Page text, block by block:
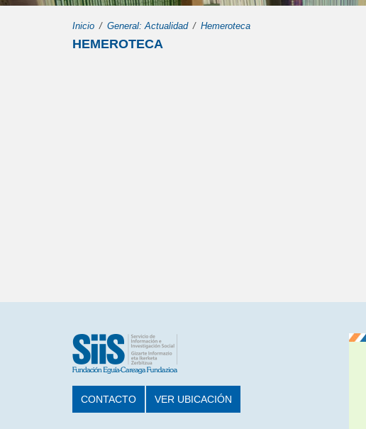
Inicio General: Actualidad Hemeroteca
HEMEROTECA
CONTACTO VER UBICACIÓN